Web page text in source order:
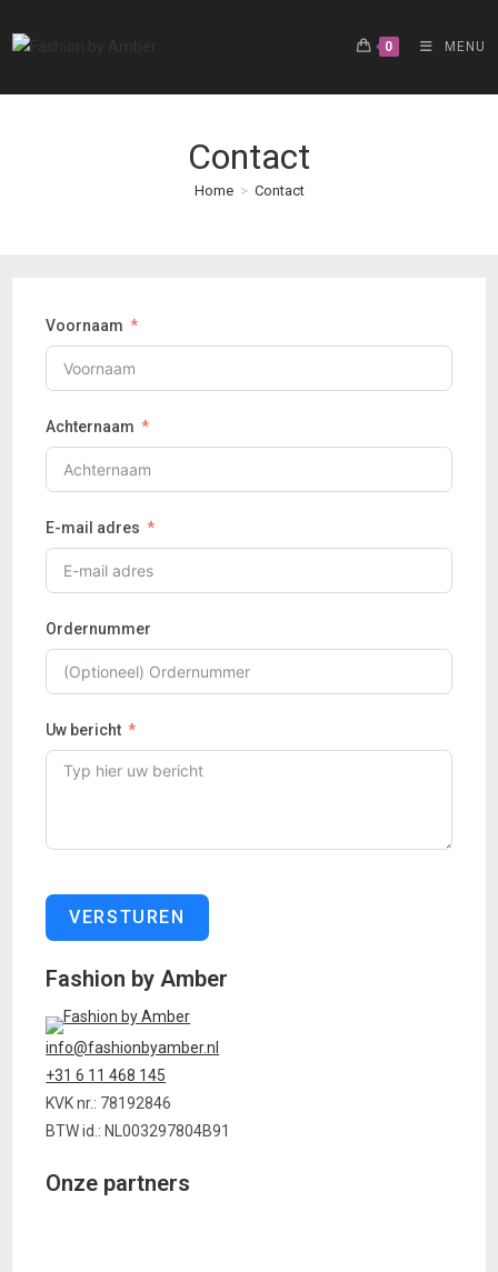
naar
0 MENU
Contact
Home > Contact
Voornaam
Achternaam
E-mail adres
Ordernummer
Uw bericht
VERSTUREN
Fashion by Amber
info@fashionbyamber.nl
+31 6 11 468 145
KVK nr.: 78192846
BTW id.: NL003297804B91
Onze partners